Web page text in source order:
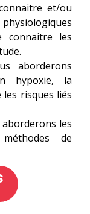
et/ou
connaitre les
aborderons
hypoxie, la
les risques liés
les
de